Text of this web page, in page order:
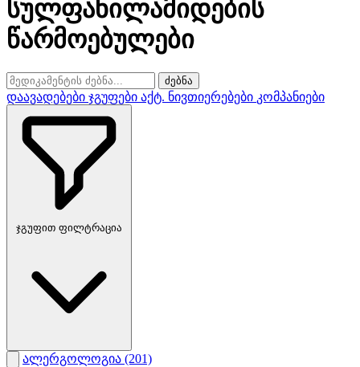
სულფანილამიდების
წარმოებულები
ძებნა
დაავადებები ჯგუფები აქტ. ნივთიერებები კომპანიები
ჯგუფით ფილტრაცია
ალერგოლოგია (201)